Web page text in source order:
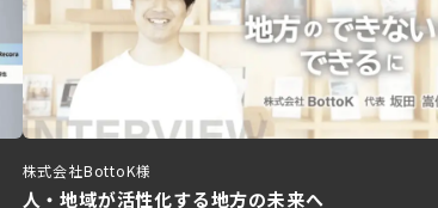
株式会社BottoK様
人・地域が活性化する地方の未来へ